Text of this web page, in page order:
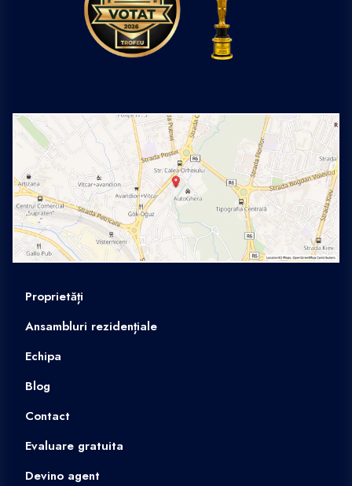
Proprietăți
Ansambluri rezidențiale
Echipa
Blog
Contact
Evaluare gratuita
Devino agent